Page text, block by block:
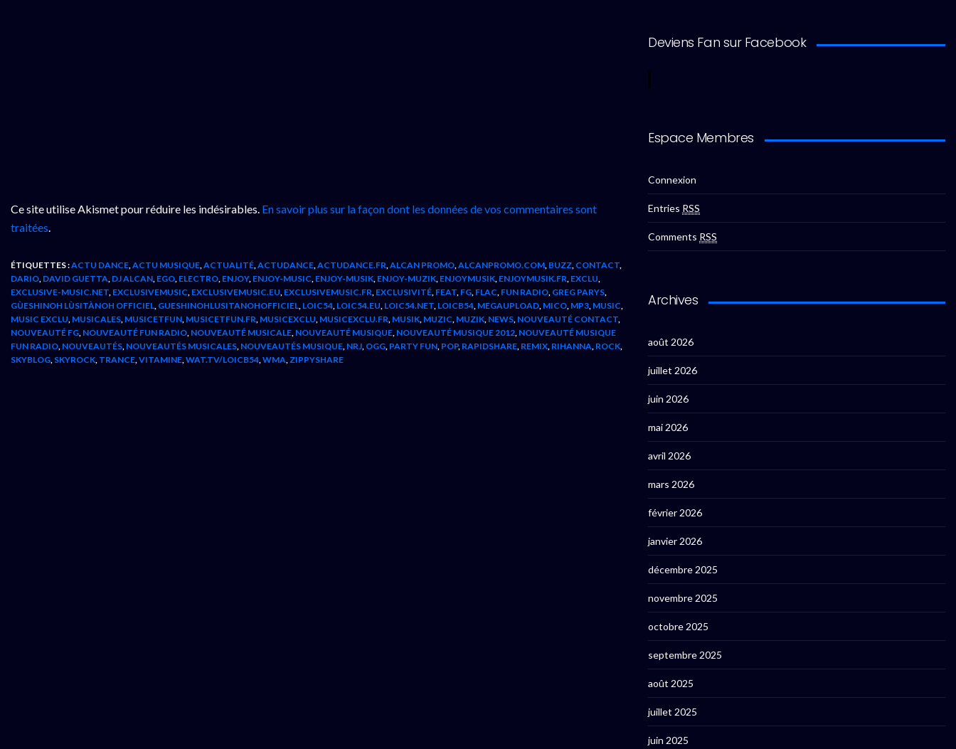
Ce site utilise Akismet pour réduire les indésirables. En savoir plus sur la façon dont les données de vos commentaires sont
traitées.
ÉTIQUETTES :ACTU DANCE ACTU MUSIQUE ACTUALITÉ ACTUDANCE ACTUDANCE.FR ALCAN PROMO ALCANPROMO.COM BUZZ CONTACT
DARIO DAVID GUETTA DJ ALCAN EGO ELECTRO ENJOY, ENJOY-MUSIC ENJOY-MUSIK ENJOY-MUZIK ENJOYMUSIK ENJOYMUSIK.FR EXCLU
EXCLUSIVE-MUSIC.NET EXCLUSIVEMUSIC EXCLUSIVEMUSIC.EU EXCLUSIVEMUSIC.FR EXCLUSIVITÉ FEAT FG FLAC FUN RADIO GREG PARYS
GÙESHINOH LÙSITÀNOH OFFICIEL GUESHINOHLUSITANOHOFFICIEL LOIC54 LOIC54.EU LOIC54.NET LOICB54 MEGAUPLOAD MICO MP3 MUSIC
MUSIC EXCLU MUSICALES MUSICETFUN MUSICETFUN.FR MUSICEXCLU MUSICEXCLU.FR MUSIK MUZIC MUZIK NEWS NOUVEAUTÉ CONTACT
NOUVEAUTÉ FG NOUVEAUTÉ FUN RADIO NOUVEAUTÉ MUSICALE NOUVEAUTÉ MUSIQUE NOUVEAUTÉ MUSIQUE 2012 NOUVEAUTÉ MUSIQUE
FUN RADIO NOUVEAUTÉS NOUVEAUTÉS MUSICALES NOUVEAUTÉS MUSIQUE NRJ OGG PARTY FUN POP, RAPIDSHARE REMIX RIHANNA ROCK
SKYBLOG SKYROCK TRANCE VITAMINE WAT.TV/LOICB54 WMA ZIPPYSHARE
Deviens Fan sur Facebook
Espace Membres
Connexion
Entries RSS
Comments RSS
Archives
août 2026
juillet 2026
juin 2026
mai 2026
avril 2026
mars 2026
février 2026
janvier 2026
décembre 2025
novembre 2025
octobre 2025
septembre 2025
août 2025
juillet 2025
juin 2025